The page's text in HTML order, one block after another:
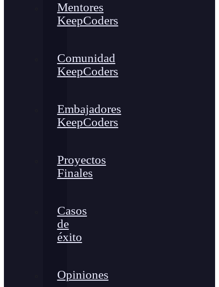
Mentores
KeepCoders
Comunidad
KeepCoders
Embajadores
KeepCoders
Proyectos
Finales
Casos
de
éxito
Opiniones